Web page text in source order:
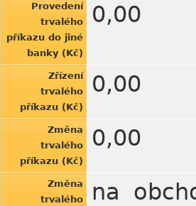
Provedení
trvalého
příkazu do jiné
banky (Kč)
0,00
Zřízení
trvalého
příkazu (Kč)
0,00
Změna
trvalého
příkazu (Kč)
0,00
Změna
trvalého
na